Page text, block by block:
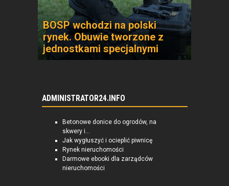
BOSP wchodzi na polski
rynek. Obuwie tworzone z
jednostkami specjalnymi
ADMINISTRATOR24.INFO
Betonowe donice do ogrodów, na
skwery i...
Jak wygłuszyć i ocieplić piwnicę
Rynek nieruchomości
Darmowe ebooki dla zarządców
nieruchomości